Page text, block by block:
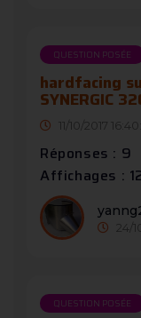
QUESTION POSÉE
hardfacing
SYNERGIC
11/10/2017
Réponses : 9
Affichages :
24/
QUESTION POSÉE